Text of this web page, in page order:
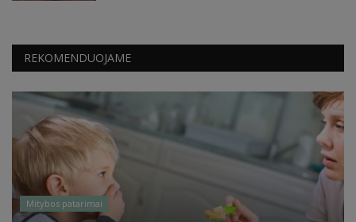
REKOMENDUOJAME
Mitybos patarimai